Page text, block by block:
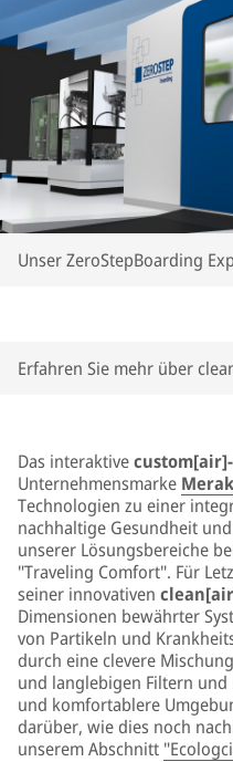
Unser ZeroStepBoarding
Erfahren Sie mehr über
Das interaktive
Unternehmensmarke Merak
Technologien zu einer
nachhaltige Gesundheit
unserer Lösungsbereiche
"Traveling Comfort". Für
seiner innovativen
Dimensionen bewährter
von Partikeln und
durch eine clevere
und langlebigen Filtern
und komfortablere
darüber, wie dies noch
unserem Abschnitt